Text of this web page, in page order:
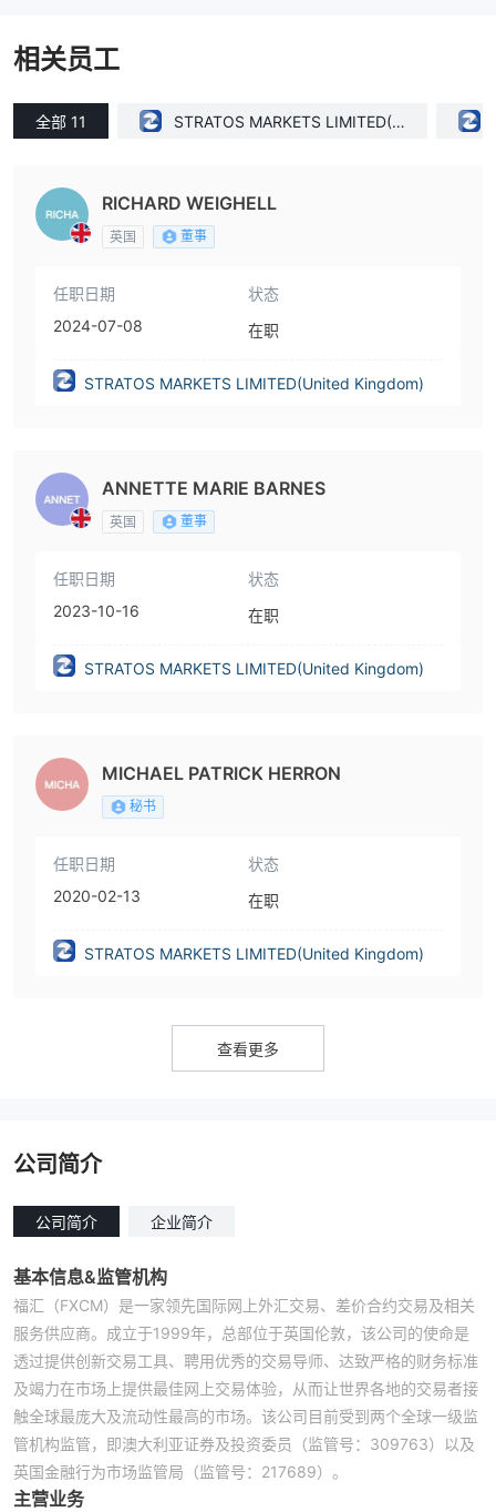
相关员工
全部 11
STRATOS MARKETS LIMITED(U
RICHARD WEIGHELL
英国 董事
任职日期
2024-07-08
状态
在职
STRATOS MARKETS LIMITED(United Kingdom)
ANNETTE MARIE BARNES
英国 董事
任职日期
2023-10-16
状态
在职
STRATOS MARKETS LIMITED(United Kingdom)
MICHAEL PATRICK HERRON
秘书
任职日期
2020-02-13
状态
在职
STRATOS MARKETS LIMITED(United Kingdom)
查看更多
公司简介
公司简介 企业简介
基本信息&监管机构
福汇（FXCM）是一家领先国际网上外汇交易、差价合约交易及相关
服务供应商。成立于1999年，总部位于英国伦敦，该公司的使命是
透过提供创新交易工具、聘用优秀的交易导师、达致严格的财务标准
及竭力在市场上提供最佳网上交易体验，从而让世界各地的交易者接
触全球最庞大及流动性最高的市场。该公司目前受到两个全球一级监
管机构监管，即澳大利亚证券及投资委员（监管号：309763）以及
英国金融行为市场监管局（监管号：217689）。
主营业务